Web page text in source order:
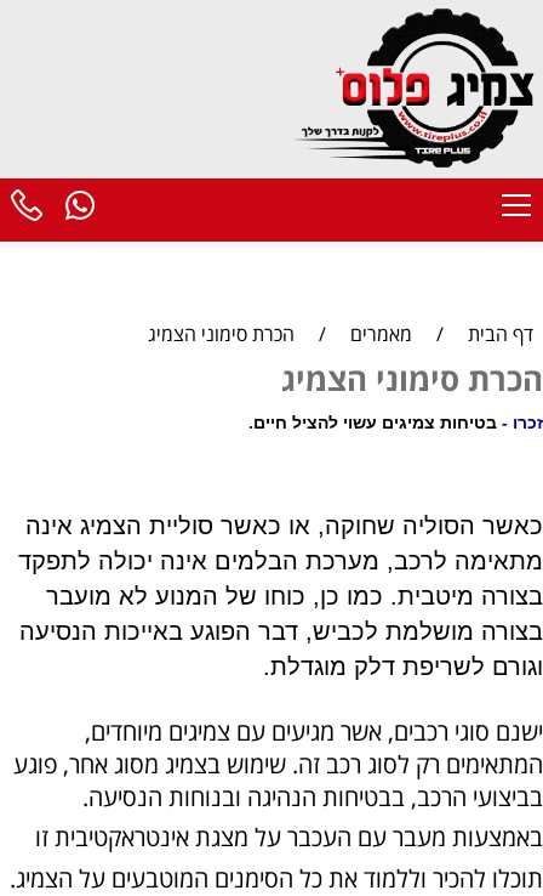
דף הבית / מאמרים / הכרת סימוני הצמיג
הכרת סימוני הצמיג
זכרו - בטיחות צמיגים עשוי להציל חיים.
כאשר הסוליה שחוקה, או כאשר סוליית הצמיג אינה
מתאימה לרכב, מערכת הבלמים אינה יכולה לתפקד
בצורה מיטבית. כמו כן, כוחו של המנוע לא מועבר
בצורה מושלמת לכביש, דבר הפוגע באייכות הנסיעה
וגורם לשריפת דלק מוגדלת.
ישנם סוגי רכבים, אשר מגיעים עם צמיגים מיוחדים,
המתאימים רק לסוג רכב זה. שימוש בצמיג מסוג אחר, פוגע
בביצועי הרכב, בבטיחות הנהיגה ובנוחות הנסיעה.
באמצעות מעבר עם העכבר על מצגת אינטראקטיבית זו
תוכלו להכיר וללמוד את כל הסימנים המוטבעים על הצמיג.